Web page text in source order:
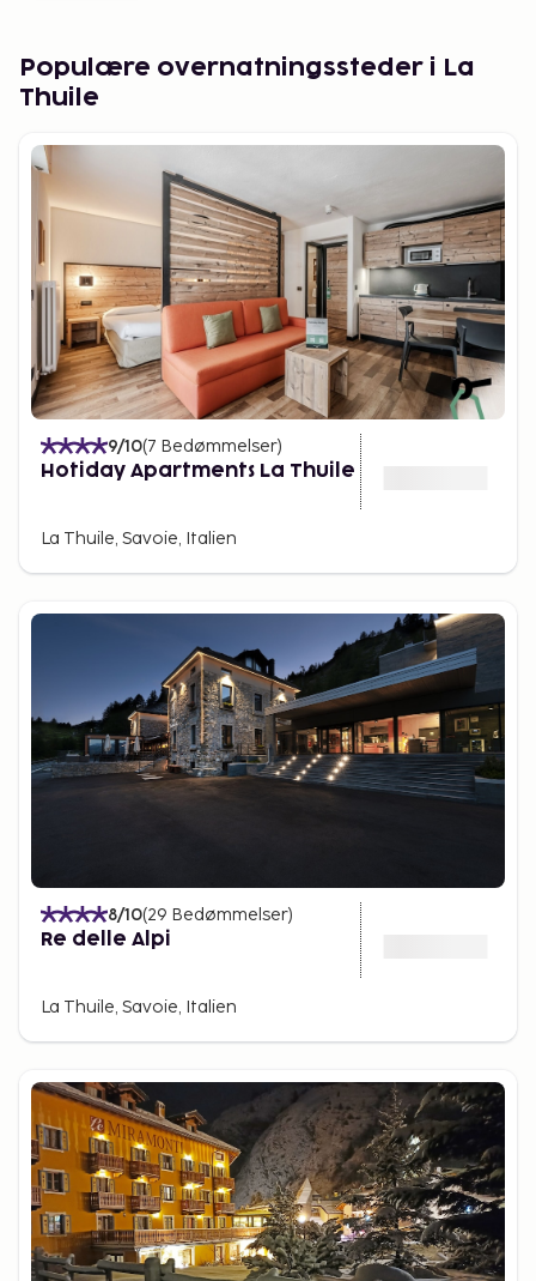
Populære overnatningssteder i La
Thuile
9/10(7 Bedømmelser)
Hotiday Apartments La Thuile
La Thuile, Savoie, Italien
8/10(29 Bedømmelser)
Re delle Alpi
La Thuile, Savoie, Italien